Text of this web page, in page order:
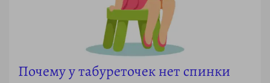
Почему у табуреточек нет спинки